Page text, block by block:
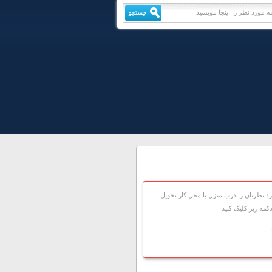
نظرتان را درب منزل يا محل کار تحويل
زير کليک کنيد